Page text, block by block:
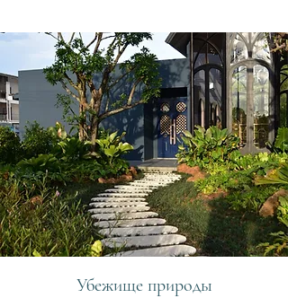
Убежище природы